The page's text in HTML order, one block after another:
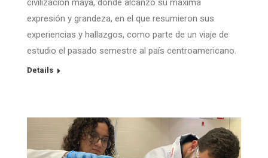
civilización maya, donde alcanzó su máxima
expresión y grandeza, en el que resumieron sus
experiencias y hallazgos, como parte de un viaje de
estudio el pasado semestre al país centroamericano.
Details